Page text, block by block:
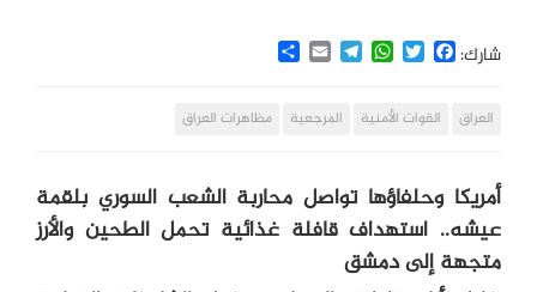
شارك: Facebook
Twitter
WhatsApp
Telegram
Email
Share
العراق القوات الأمنية المرجعية مظاهرات العراق
أمريكا وحلفاؤها تواصل محاربة الشعب السوري بلقمة
عيشه.. استهداف قافلة غذائية تحمل الطحين والأرز
متجهة إلى دمشق